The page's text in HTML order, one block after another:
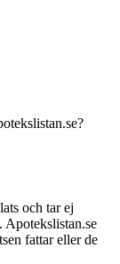
och tar ej
Apotekslistan.se
fattar eller de